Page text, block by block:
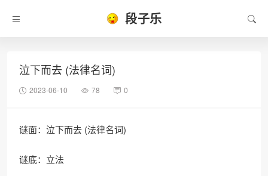
段子乐
泣下而去 (法律名词)
2023-06-10 78 0
谜面：泣下而去 (法律名词)
谜底：立法